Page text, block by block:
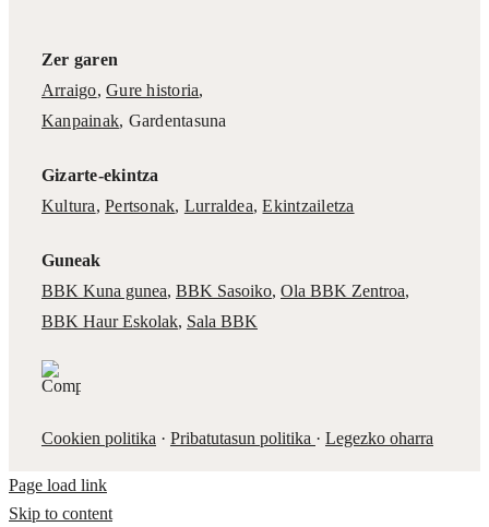
Zer garen
Arraigo,Gure historia,
Kanpainak, Gardentasuna
Gizarte-ekintza
Kultura,Pertsonak, Lurraldea,Ekintzailetza
Guneak
BBK Kuna gunea, BBK Sasoiko, Ola BBK Zentroa,
BBK Haur Eskolak, Sala BBK
Cookien politika · Pribatutasun politika · Legezko oharra
Page load link
Skip to content